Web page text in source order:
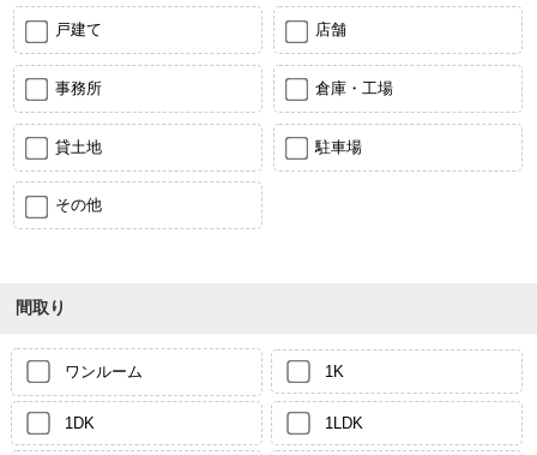
戸建て 店舗
事務所 倉庫・工場
貸土地 駐車場
その他
間取り
ワンルーム 1K
1DK 1LDK